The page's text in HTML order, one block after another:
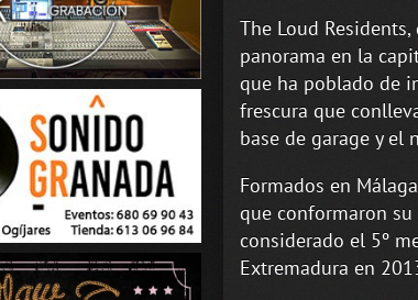
The Loud
panorama en la
que ha poblado de
frescura que
base de garage y el
Formados en
que conformaron
considerado el 5º
Extremadura en